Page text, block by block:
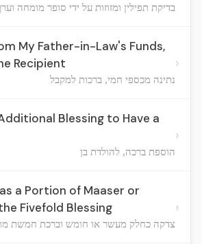
בדיקת תפילין ומזוזות על ידי סופר מומחה
My Father-in-Law's Funds,
Recipient
נתינה מכספי חמי, ברכות למקבל
›
Blessing to Have a
הוספת ברכה, להולדת בן
›
a Portion of Maaser or
Fivefold Blessing
צדקה כחלק מעשר או חומש וברכת חמשת
›